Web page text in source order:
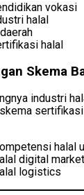
vokasi
halal
halal
Skema
industri
halal
digital
logistics